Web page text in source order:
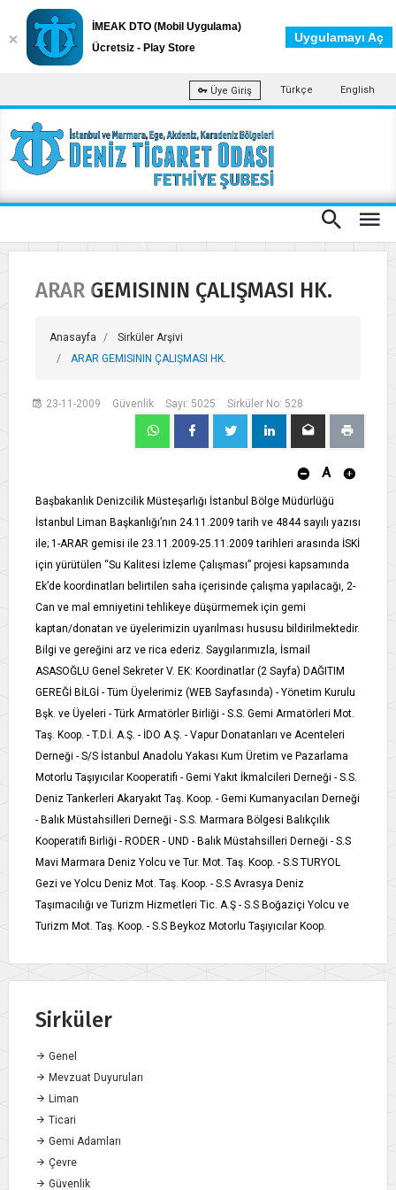
Üye Giriş Türkçe English
ARAR GEMISININ ÇALIŞMASI HK.
Anasayfa
Sirküler Arşivi
ARAR GEMISININ ÇALIŞMASI HK.
23-11-2009 Güvenlik Sayı: 5025 Sirküler No: 528
A
Başbakanlık Denizcilik Müsteşarlığı İstanbul Bölge Müdürlüğü
İstanbul Liman Başkanlığı’nın 24.11.2009 tarih ve 4844 sayılı yazısı
ile; 1-ARAR gemisi ile 23.11.2009-25.11.2009 tarihleri arasında İSKİ
için yürütülen “Su Kalitesi İzleme Çalışması” projesi kapsamında
Ek’de koordinatları belirtilen saha içerisinde çalışma yapılacağı, 2-
Can ve mal emniyetini tehlikeye düşürmemek için gemi
kaptan/donatan ve üyelerimizin uyarılması hususu bildirilmektedir.
Bilgi ve gereğini arz ve rica ederiz. Saygılarımızla, İsmail
ASASOĞLU Genel Sekreter V. EK: Koordinatlar (2 Sayfa) DAĞITIM
GEREĞİ BİLGİ - Tüm Üyelerimiz (WEB Sayfasında) - Yönetim Kurulu
Bşk. ve Üyeleri - Türk Armatörler Birliği - S.S. Gemi Armatörleri Mot.
Taş. Koop. - T.D.İ. A.Ş. - İDO A.Ş. - Vapur Donatanları ve Acenteleri
Derneği - S/S İstanbul Anadolu Yakası Kum Üretim ve Pazarlama
Motorlu Taşıyıcılar Kooperatifi - Gemi Yakıt İkmalcileri Derneği - S.S.
Deniz Tankerleri Akaryakıt Taş. Koop. - Gemi Kumanyacıları Derneği
- Balık Müstahsilleri Derneği - S.S. Marmara Bölgesi Balıkçılık
Kooperatifi Birliği - RODER - UND - Balık Müstahsilleri Derneği - S.S
Mavi Marmara Deniz Yolcu ve Tur. Mot. Taş. Koop. - S.S TURYOL
Gezi ve Yolcu Deniz Mot. Taş. Koop. - S.S Avrasya Deniz
Taşımacılığı ve Turizm Hizmetleri Tic. A.Ş - S.S Boğaziçi Yolcu ve
Turizm Mot. Taş. Koop. - S.S Beykoz Motorlu Taşıyıcılar Koop.
Sirküler
Genel
Mevzuat Duyuruları
Liman
Ticari
Gemi Adamları
Çevre
Güvenlik
İMEAK DTO (Mobil Uygulama)
Ücretsiz - Play Store
Uygulamayı Aç